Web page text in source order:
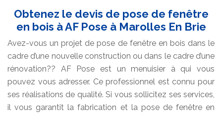
Obtenez le devis de pose de fenêtre
en bois à AF Pose à Marolles En Brie
Avez-vous un projet de pose de fenêtre en bois dans le
cadre d’une nouvelle construction ou dans le cadre d’une
rénovation?? AF Pose est un menuisier à qui vous
pouvez vous adresser. Ce professionnel est connu pour
ses réalisations de qualité. Si vous sollicitez ses services,
il vous garantit la fabrication et la pose de fenêtre en